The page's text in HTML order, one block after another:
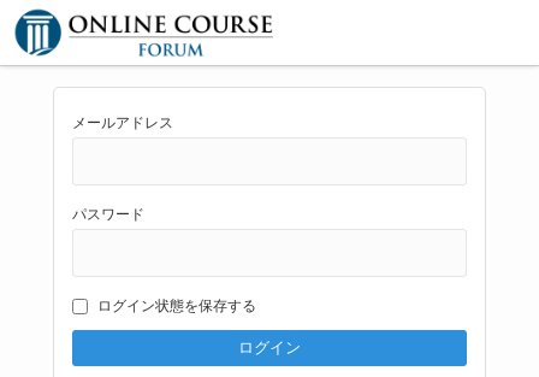
メールアドレス
パスワード
ログイン状態を保存する